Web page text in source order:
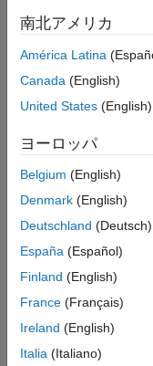
参考
す。
四角形
円
多角形
詳細については、
リンク領域をイ
す。
南北アメリカ
América Latina
Canada (English)
United States (English)
ヨーロッパ
Belgium (English)
Denmark (English)
Deutschland (Deutsch)
España (Español)
Finland (English)
France (Français)
Ireland (English)
Italia (Italiano)